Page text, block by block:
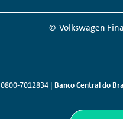
© Volkswagen
0800-7012834 | Banco Central do